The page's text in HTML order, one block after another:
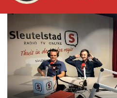
De avond van Sleutelstad
19.00 - 0.00 uur
Vorig uur
Inklappen